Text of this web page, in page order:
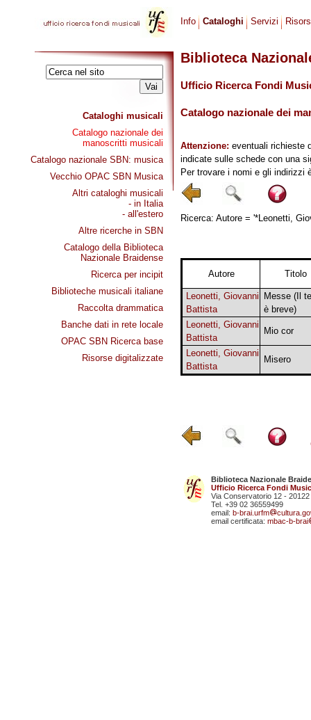
Cataloghi musicali
Catalogo nazionale dei
manoscritti musicali
Catalogo nazionale SBN: musica
Vecchio OPAC SBN Musica
Altri cataloghi musicali
- in Italia
- all'estero
Altre ricerche in SBN
Catalogo della Biblioteca
Nazionale Braidense
Ricerca per incipit
Biblioteche musicali italiane
Raccolta drammatica
Banche dati in rete locale
OPAC SBN Ricerca base
Risorse digitalizzate
Info Cataloghi Servizi
Biblioteca
Ufficio Ricerca Fondi
Catalogo nazionale dei
Attenzione: eventuali richieste
indicate sulle schede con una
Per trovare i nomi e gli indirizzi
Ricerca: Autore = '*Leonetti,
Autore Titolo
Leonetti, Giovanni
Battista
Messe (Il
è breve)
Leonetti, Giovanni
Battista
Mio cor
Leonetti, Giovanni
Battista
Misero
Biblioteca Nazionale
Ufficio Ricerca Fondi
Via Conservatorio 12 - 20122
Tel. +39 02 36559499
email: b-brai.urfm
email certificata: mbac-b-brai